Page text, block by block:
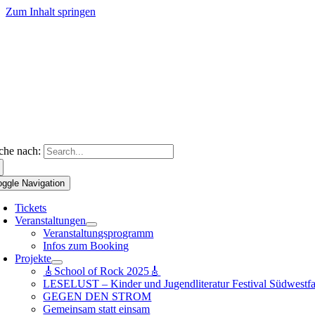
Zum Inhalt springen
nach:
Navigation
Tickets
Veranstaltungen
Veranstaltungsprogramm
Infos zum Booking
Projekte
🎸School of Rock 2025🎸
LESELUST – Kinder und Jugendliteratur Festival
GEGEN DEN STROM
Gemeinsam statt einsam